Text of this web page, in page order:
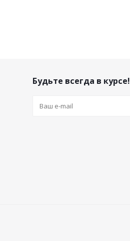
Будьте всегда в курсе!